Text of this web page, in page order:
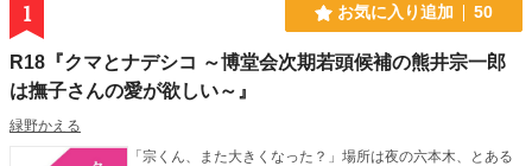
1 お気に入り追加 50
R18『クマとナデシコ ～博堂会次期若頭候補の熊井宗一郎
は撫子さんの愛が欲しい～』
緑野かえる
「宗くん、また大きくなった？」場所は夜の六本木、とある